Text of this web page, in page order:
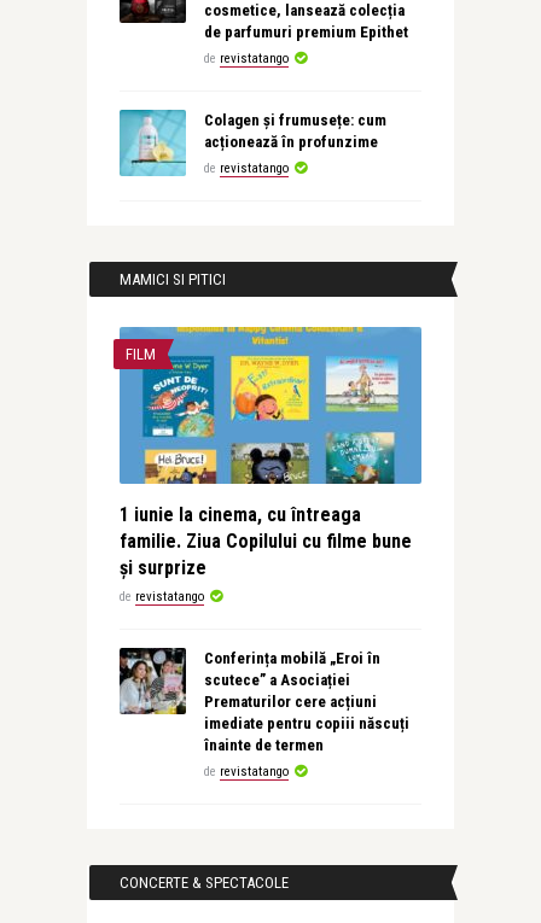
cosmetice, lansează colecția
de parfumuri premium Epithet
de revistatango
Colagen și frumusețe: cum
acționează în profunzime
de revistatango
MAMICI SI PITICI
FILM
1 iunie la cinema, cu întreaga
familie. Ziua Copilului cu filme bune
și surprize
de revistatango
Conferința mobilă „Eroi în
scutece” a Asociației
Prematurilor cere acțiuni
imediate pentru copiii născuți
înainte de termen
de revistatango
CONCERTE & SPECTACOLE